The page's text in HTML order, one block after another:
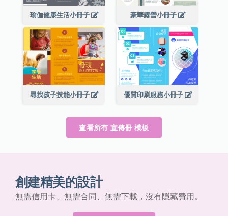
瑜伽健康生活小冊子 豪華露營小冊子
尋找孩子技能小冊子 優質印刷服務小冊子
查看所有 宣傳冊 模板
創建精美的設計
無需信用卡、無需合同、無需下載，沒有隱藏費用。